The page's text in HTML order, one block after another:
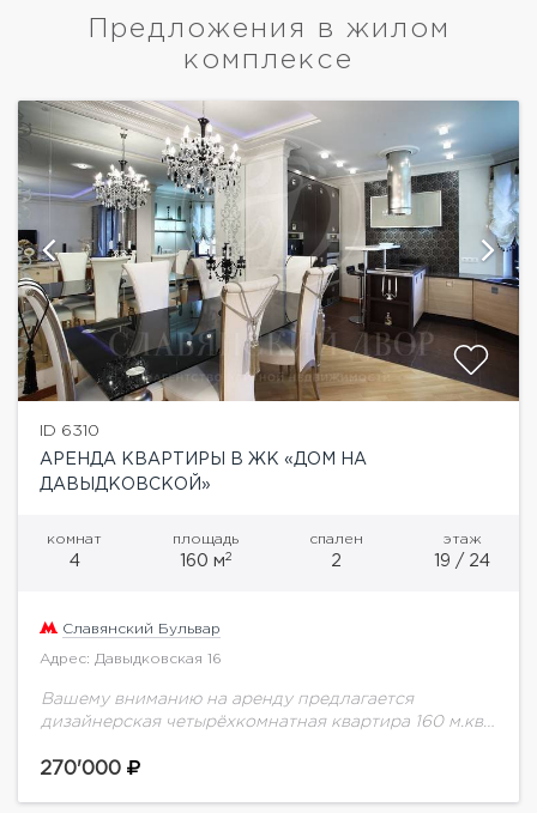
Предложения в жилом
комплексе
ID 6310
АРЕНДА КВАРТИРЫ В ЖК «ДОМ НА
ДАВЫДКОВСКОЙ»
комнат
4
площадь
160 м2
спален
2
этаж
19 / 24
Славянский Бульвар
Адрес: Давыдковская 16
Вашему вниманию на аренду предлагается
дизайнерская четырёхкомнатная квартира 160 м.кв.
спальни (каждая со своим с/у) · Просторный
270'000